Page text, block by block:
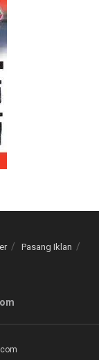
Pasang Iklan